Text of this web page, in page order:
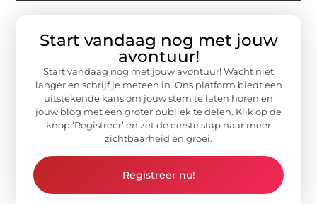
Start vandaag nog met jouw
avontuur!
Start vandaag nog met jouw avontuur! Wacht niet
langer en schrijf je meteen in. Ons platform biedt een
uitstekende kans om jouw stem te laten horen en
jouw blog met een groter publiek te delen. Klik op de
knop ‘Registreer’ en zet de eerste stap naar meer
zichtbaarheid en groei.
Registreer nu!